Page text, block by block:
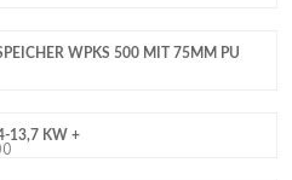
WPKS 500 MIT 75MM PU
13,7 KW +